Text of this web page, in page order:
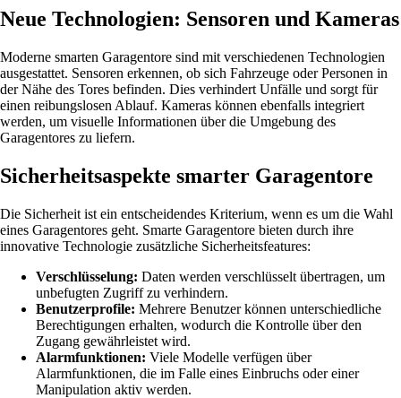
Neue Technologien: Sensoren und Kameras
Moderne smarten Garagentore sind mit verschiedenen Technologien
ausgestattet. Sensoren erkennen, ob sich Fahrzeuge oder Personen in
der Nähe des Tores befinden. Dies verhindert Unfälle und sorgt für
einen reibungslosen Ablauf. Kameras können ebenfalls integriert
werden, um visuelle Informationen über die Umgebung des
Garagentores zu liefern.
Sicherheitsaspekte smarter Garagentore
Die Sicherheit ist ein entscheidendes Kriterium, wenn es um die Wahl
eines Garagentores geht. Smarte Garagentore bieten durch ihre
innovative Technologie zusätzliche Sicherheitsfeatures:
Verschlüsselung: Daten werden verschlüsselt übertragen, um
unbefugten Zugriff zu verhindern.
Benutzerprofile: Mehrere Benutzer können unterschiedliche
Berechtigungen erhalten, wodurch die Kontrolle über den
Zugang gewährleistet wird.
Alarmfunktionen: Viele Modelle verfügen über
Alarmfunktionen, die im Falle eines Einbruchs oder einer
Manipulation aktiv werden.